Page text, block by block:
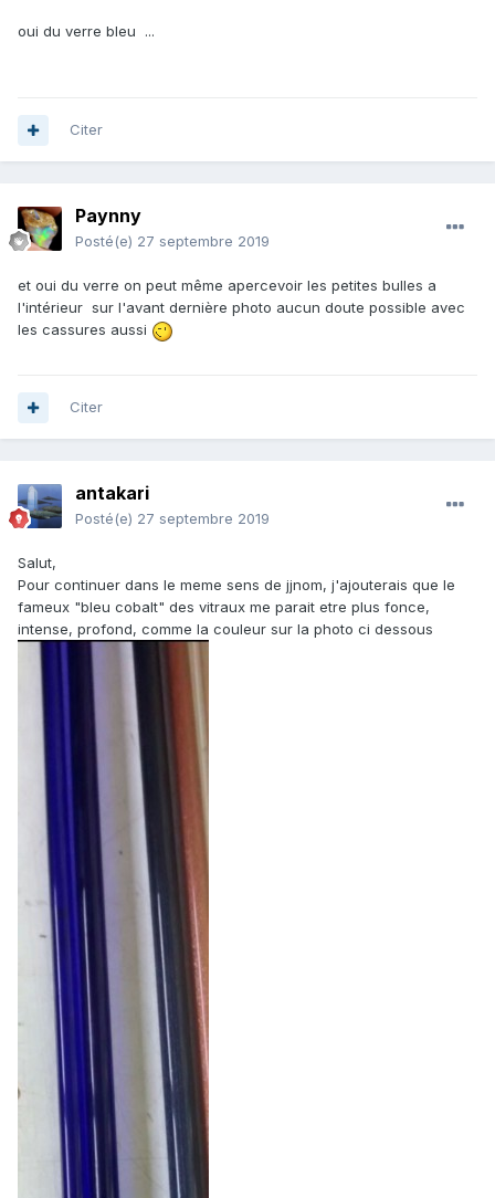
oui du verre bleu ...
Citer
Paynny
Posté(e) 27 septembre 2019
et oui du verre on peut même apercevoir les petites bulles a
l'intérieur sur l'avant dernière photo aucun doute possible avec
les cassures aussi
Citer
antakari
Posté(e) 27 septembre 2019
Salut,
Pour continuer dans le meme sens de jjnom, j'ajouterais que le
fameux "bleu cobalt" des vitraux me parait etre plus fonce,
intense, profond, comme la couleur sur la photo ci dessous